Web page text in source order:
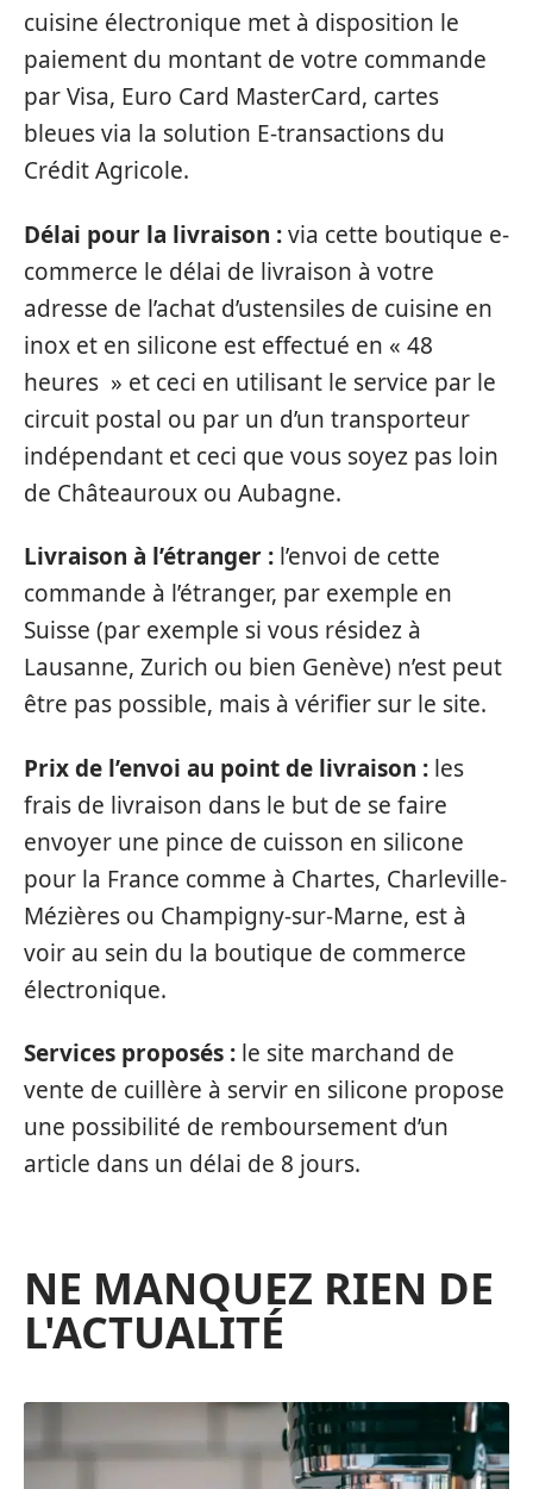
cuisine électronique met à disposition le
paiement du montant de votre commande
par Visa, Euro Card MasterCard, cartes
bleues via la solution E-transactions du
Crédit Agricole.
Délai pour la livraison :via cette boutique e-
commerce le délai de livraison à votre
adresse de l’achat d’ustensiles de cuisine en
inox et en silicone est effectué en « 48
heures » et ceci en utilisant le service par le
circuit postal ou par un d’un transporteur
indépendant et ceci que vous soyez pas loin
de Châteauroux ou Aubagne.
Livraison à l’étranger : l’envoi de cette
commande à l’étranger, par exemple en
Suisse (par exemple si vous résidez à
Lausanne, Zurich ou bien Genève) n’est peut
être pas possible, mais à vérifier sur le site.
Prix de l’envoi au point de livraison : les
frais de livraison dans le but de se faire
envoyer une pince de cuisson en silicone
pour la France comme à Chartes, Charleville-
Mézières ou Champigny-sur-Marne, est à
voir au sein du la boutique de commerce
électronique.
Services proposés : le site marchand de
vente de cuillère à servir en silicone propose
une possibilité de remboursement d’un
article dans un délai de 8 jours.
NE MANQUEZ RIEN DE
L'ACTUALITÉ